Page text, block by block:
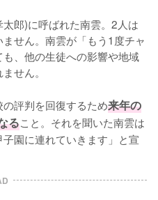
郎)に呼ばれた南雲。2人は
せん。南雲が「もう1度チャ
、他の生徒への影響や地域
せん。
評判を回復するため来年の
ること。それを聞いた南雲は
子園に連れていきます」と宣